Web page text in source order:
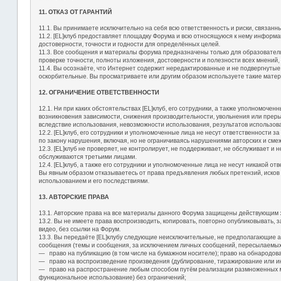
11. ОТКАЗ ОТ ГАРАНТИЙ
11.1. Вы принимаете исключительно на себя всю ответственность и риски,
11.2. [EL]клуб предоставляет площадку Форума и всю относящуюся к нему
достоверности, точности и годности для определённых целей.
11.3. Все сообщения и материалы форума предназначены только для
проверке точности, полноты изложения, достоверности и полезности всех
11.4. Вы осознаёте, что Интернет содержит нередактированные и не
оскорбительные. Вы просматриваете или другим образом используете такие
12. ОГРАНИЧЕНИЕ ОТВЕТСТВЕННОСТИ
12.1. Ни при каких обстоятельствах [EL]клуб, его сотрудники, а также
возникновения зависимости, снижения производительности, увольнения или
вследствие использования, невозможности использования, результатов
12.2. [EL]клуб, его сотрудники и уполномоченные лица не несут
по закону нарушения, включая, но не ограничиваясь нарушениями авторских и
12.3. [EL]клуб не проверяет, не контролирует, не поддерживает, не обслуживает
обслуживаются третьими лицами.
12.4. [EL]клуб, а также его сотрудники и уполномоченные лица не несут никакой
Вы явным образом отказываетесь от права предъявления любых претензий,
использованием и его последствиями.
13. АВТОРСКИЕ ПРАВА
13.1. Авторские права на все материалы данного Форума защищены действующим
13.2. Вы не имеете права воспроизводить, копировать, повторно
видео, без ссылки на Форум.
13.3. Вы передаёте [EL]клубу следующие неисключительные, не предполагающие
сообщения (темы и сообщения, за исключением личных сообщений,
― право на публикацию (в том числе на бумажном носителе); право на
― право на воспроизведение произведения (дублирование, тиражирование или
― право на распространение любым способом путём реализации размноженных
функциональное использование) без ограничений;